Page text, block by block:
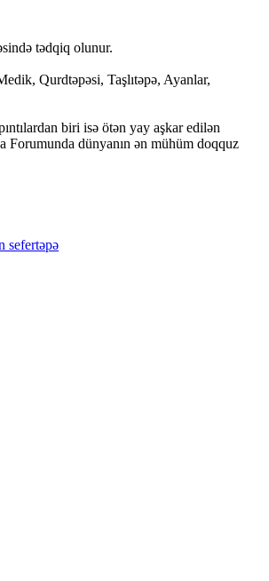
tədqiq olunur.
Qurdtəpəsi, Taşlıtəpə, Ayanlar,
biri isə ötən yay aşkar edilən
dünyanın ən mühüm doqquz
sefertəpə